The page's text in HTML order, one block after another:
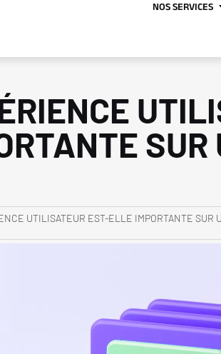
NOS SERVICES
SUR
UTILISATEUR EST-ELLE IMPORTANTE SUR